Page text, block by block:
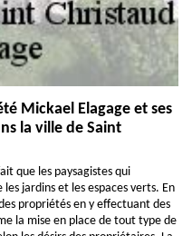
Mickael Elagage et ses
la ville de Saint
que les paysagistes qui
jardins et les espaces verts. En
propriétés en y effectuant des
la mise en place de tout type de